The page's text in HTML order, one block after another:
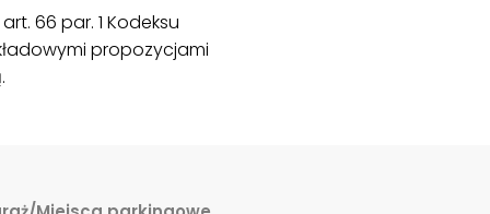
66 par. 1 Kodeksu
propozycjami